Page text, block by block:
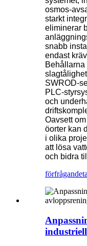
osmos-
starkt
eliminerar
snabb
endast
Behållarna
SWROD-
PLC-
och
Oavsett
öorter kan
i olika
att lösa
och bidra
förfrågan